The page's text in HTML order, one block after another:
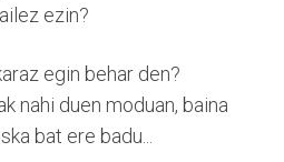
ezin?
egin behar den?
nahi duen moduan, baina
bat ere badu...